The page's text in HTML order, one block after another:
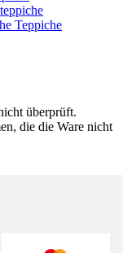
Teppiche
überprüft.
die die Ware nicht